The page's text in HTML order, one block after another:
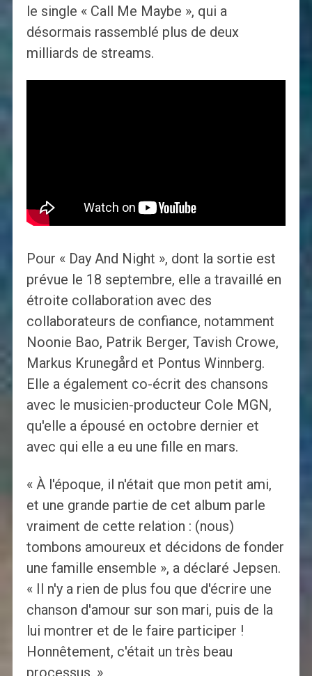
le single « Call Me Maybe », qui a
désormais rassemblé plus de deux
milliards de streams.
Pour « Day And Night », dont la sortie est
prévue le 18 septembre, elle a travaillé en
étroite collaboration avec des
collaborateurs de confiance, notamment
Noonie Bao, Patrik Berger, Tavish Crowe,
Markus Krunegård et Pontus Winnberg.
Elle a également co-écrit des chansons
avec le musicien-producteur Cole MGN,
qu'elle a épousé en octobre dernier et
avec qui elle a eu une fille en mars.
« À l'époque, il n'était que mon petit ami,
et une grande partie de cet album parle
vraiment de cette relation : (nous)
tombons amoureux et décidons de fonder
une famille ensemble », a déclaré Jepsen.
« Il n'y a rien de plus fou que d'écrire une
chanson d'amour sur son mari, puis de la
lui montrer et de le faire participer !
Honnêtement, c'était un très beau